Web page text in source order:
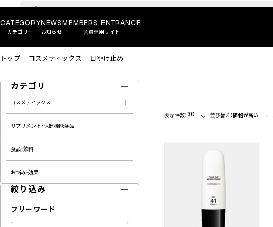
CATEGORY
カテゴリー
NEWS
お知らせ
MEMBERS ENTRANCE
会員専用サイト
トップ コスメティックス 日やけ止め
カテゴリ
コスメティックス
サプリメント・保健機能食品
食品・飲料
お悩み・効果
絞り込み
フリーワード
表示件数：30 並び替え：価格が高い